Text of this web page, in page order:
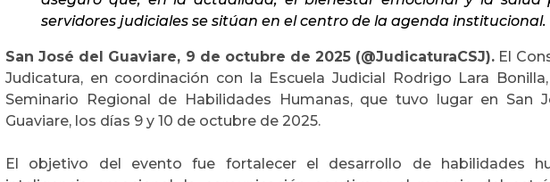
servidores judiciales se sitúan en el centro de la agenda institucional.
San José del Guaviare, 9 de octubre de 2025 (@JudicaturaCSJ). El
Judicatura, en coordinación con la Escuela Judicial Rodrigo Lara
Seminario Regional de Habilidades Humanas, que tuvo lugar en San
Guaviare, los días 9 y 10 de octubre de 2025.
El objetivo del evento fue fortalecer el desarrollo de habilidades